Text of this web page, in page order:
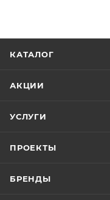
КАТАЛОГ
АКЦИИ
УСЛУГИ
ПРОЕКТЫ
БРЕНДЫ